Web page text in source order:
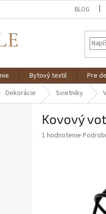
BLOG
Bytový textil Pre
Dekorácie Svietniky
Kovový
Priemerné
1 hodnotenie